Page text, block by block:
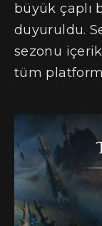
büyük çaplı
duyuruldu.
sezonu
tüm